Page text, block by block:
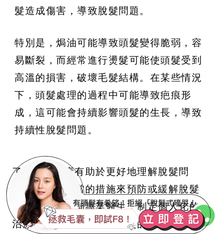
髮造成傷害，導致脫髮問題。
特別是，焗油可能導致頭髮變得脆弱，容
易斷裂，而經常進行燙髮可能使頭髮受到
高溫的損害，破壞毛髮結構。在某些情況
下，頭髮處理的過程中可能導致疤痕形
成，這可能會持續影響頭髮的生長，導致
持續性脫髮問題。
了解這些因素有助於更好地理解脫髮問
題，並採取適當的措施來預防或緩解脫髮
症狀。及早諮詢專業醫生，制定個人化的
治療計劃，是有效管理脫髮的關鍵。